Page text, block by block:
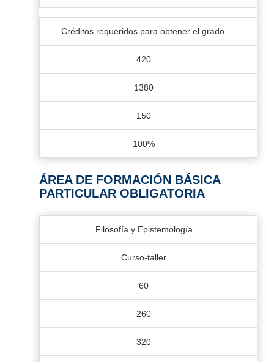
Créditos requeridos para obtener el grado.
420
1380
150
100%
ÁREA DE FORMACIÓN BÁSICA
PARTICULAR OBLIGATORIA
Filosofía y Epistemología
Curso-taller
60
260
320